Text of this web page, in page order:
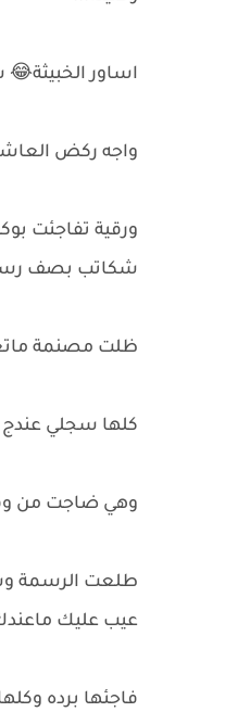
اساور
واجه ركض
ورقية تفاجئت
شكاتب بصف
ظلت مصنمة
كلها سجلي عندج
وهي ضاجت من
طلعت الرسمة
عيب عليك
فاجئها برده